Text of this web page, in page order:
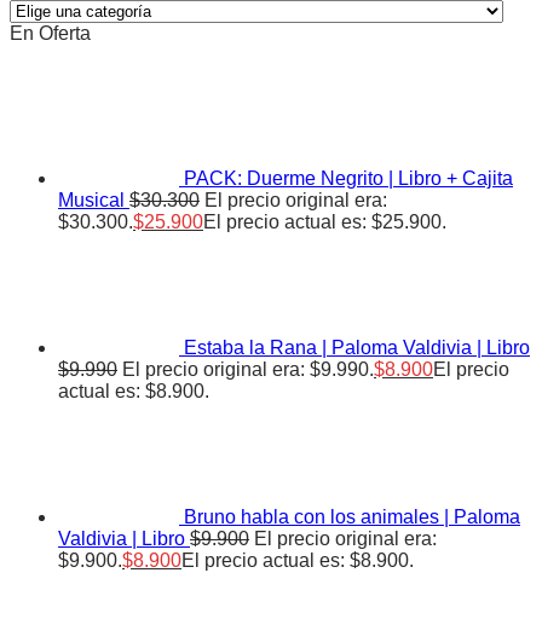
En Oferta
PACK: Duerme Negrito | Libro + Cajita
Musical $30.300 El precio original era:
$30.300.$25.900El precio actual es: $25.900.
Estaba la Rana | Paloma Valdivia | Libro
$9.990 El precio original era: $9.990.$8.900El precio
actual es: $8.900.
Bruno habla con los animales | Paloma
Valdivia | Libro $9.900 El precio original era:
$9.900.$8.900El precio actual es: $8.900.